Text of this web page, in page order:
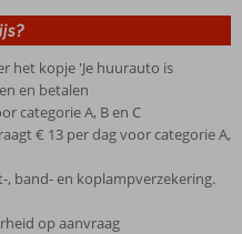
het kopje 'Je huurauto is
en betalen
categorie A, B en C
€ 13 per dag voor categorie A,
, band- en koplampverzekering.
op aanvraag